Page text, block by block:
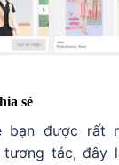
sẻ
bạn được rất
tác, đây